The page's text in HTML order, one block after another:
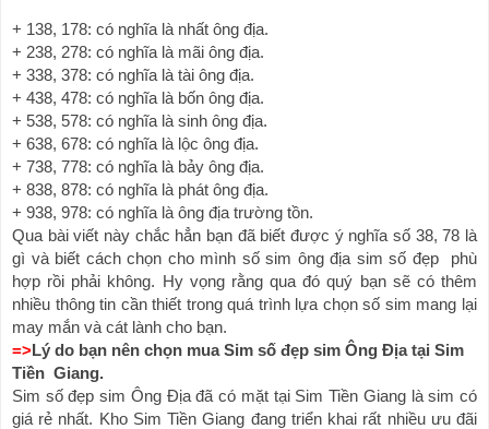
+ 138, 178: có nghĩa là nhất ông địa.
+ 238, 278: có nghĩa là mãi ông địa.
+ 338, 378: có nghĩa là tài ông địa.
+ 438, 478: có nghĩa là bốn ông địa.
+ 538, 578: có nghĩa là sinh ông địa.
+ 638, 678: có nghĩa là lộc ông địa.
+ 738, 778: có nghĩa là bảy ông địa.
+ 838, 878: có nghĩa là phát ông địa.
+ 938, 978: có nghĩa là ông địa trường tồn.
Qua bài viết này chắc hẳn bạn đã biết được ý nghĩa số 38, 78 là
gì và biết cách chọn cho mình số sim ông địa sim số đẹp  phù
hợp rồi phải không. Hy vọng rằng qua đó quý bạn sẽ có thêm
nhiều thông tin cần thiết trong quá trình lựa chọn số sim mang lại
may mắn và cát lành cho bạn.
=>Lý do bạn nên chọn mua Sim số đẹp sim Ông Địa tại Sim
Tiền  Giang.
Sim số đẹp sim Ông Địa đã có mặt tại Sim Tiền Giang là sim có
giá rẻ nhất. Kho Sim Tiền Giang đang triển khai rất nhiều ưu đãi